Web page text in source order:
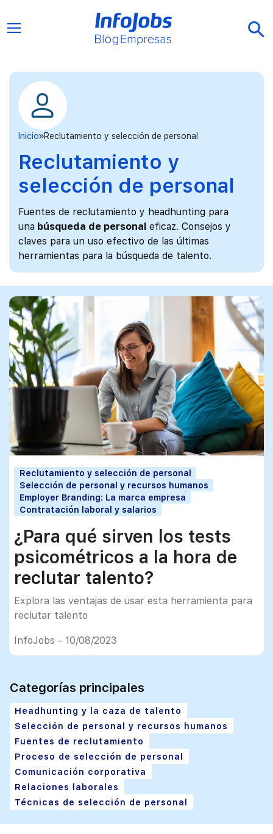
Inicio Reclutamiento y selección de personal
Reclutamiento y
selección de personal
Fuentes de reclutamiento y headhunting para
una búsqueda de personal eficaz. Consejos y
claves para un uso efectivo de las últimas
herramientas para la búsqueda de talento.
Reclutamiento y selección de personal
Selección de personal y recursos humanos
Employer Branding: La marca empresa
Contratación laboral y salarios
¿Para qué sirven los tests
psicométricos a la hora de
reclutar talento?
Explora las ventajas de usar esta herramienta para
reclutar talento
InfoJobs - 10/08/2023
Categorías principales
Headhunting y la caza de talento
Selección de personal y recursos humanos
Fuentes de reclutamiento
Proceso de selección de personal
Comunicación corporativa
Relaciones laborales
Técnicas de selección de personal